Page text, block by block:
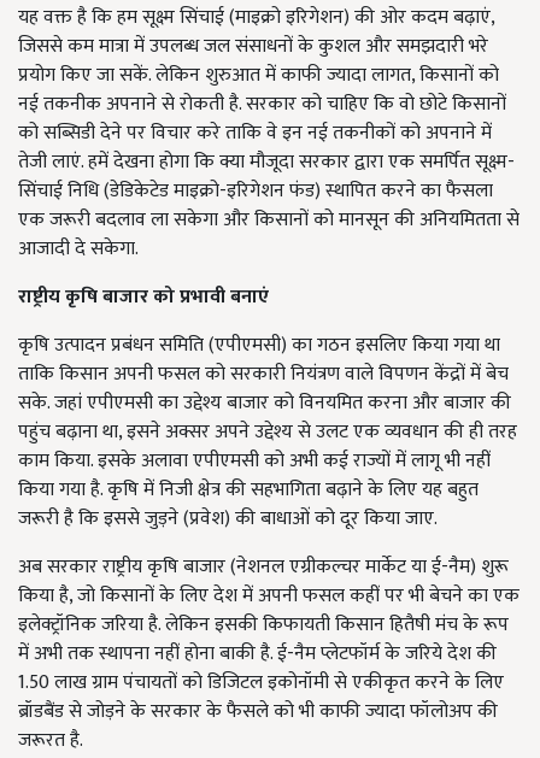
यह वक्त है कि हम सूक्ष्म सिंचाई (माइक्रो इरिगेशन) की ओर कदम बढ़ाएं,
जिससे कम मात्रा में उपलब्ध जल संसाधनों के कुशल और समझदारी भरे
प्रयोग किए जा सकें. लेकिन शुरुआत में काफी ज्यादा लागत, किसानों को
नई तकनीक अपनाने से रोकती है. सरकार को चाहिए कि वो छोटे किसानों
को सब्सिडी देने पर विचार करे ताकि वे इन नई तकनीकों को अपनाने में
तेजी लाएं. हमें देखना होगा कि क्या मौजूदा सरकार द्वारा एक समर्पित सूक्ष्म-
सिंचाई निधि (डेडिकेटेड माइक्रो-इरिगेशन फंड) स्थापित करने का फैसला
एक जरूरी बदलाव ला सकेगा और किसानों को मानसून की अनियमितता से
आजादी दे सकेगा.
राष्ट्रीयकृषिबाजारकोप्रभावीबनाएं
कृषि उत्पादन प्रबंधन समिति (एपीएमसी) का गठन इसलिए किया गया था
ताकि किसान अपनी फसल को सरकारी नियंत्रण वाले विपणन केंद्रों में बेच
सके. जहां एपीएमसी का उद्देश्य बाजार को विनयमित करना और बाजार की
पहुंच बढ़ाना था, इसने अक्सर अपने उद्देश्य से उलट एक व्यवधान की ही तरह
काम किया. इसके अलावा एपीएमसी को अभी कई राज्यों में लागू भी नहीं
किया गया है. कृषि में निजी क्षेत्र की सहभागिता बढ़ाने के लिए यह बहुत
जरूरी है कि इससे जुड़ने (प्रवेश) की बाधाओं को दूर किया जाए.
अब सरकार राष्ट्रीय कृषि बाजार (नेशनल एग्रीकल्चर मार्केट या ई-नैम) शुरू
किया है, जो किसानों के लिए देश में अपनी फसल कहीं पर भी बेचने का एक
इलेक्ट्रॉनिक जरिया है. लेकिन इसकी किफायती किसान हितैषी मंच के रूप
में अभी तक स्थापना नहीं होना बाकी है. ई-नैम प्लेटफॉर्म के जरिये देश की
1.50 लाख ग्राम पंचायतों को डिजिटल इकोनॉमी से एकीकृत करने के लिए
ब्रॉडबैंड से जोड़ने के सरकार के फैसले को भी काफी ज्यादा फॉलोअप की
जरूरत है.